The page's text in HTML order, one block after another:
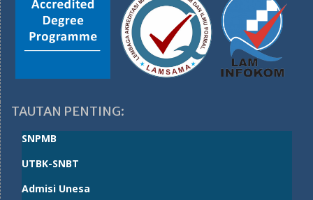
TAUTAN PENTING:
SNPMB
UTBK-SNBT
Admisi Unesa